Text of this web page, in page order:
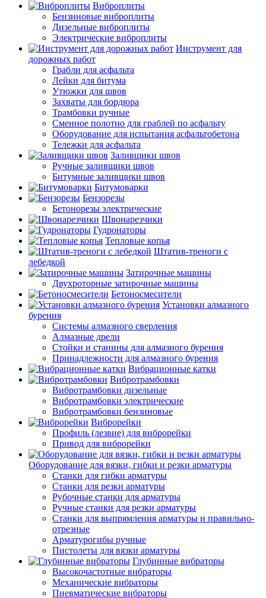
Виброплиты
Бензиновые виброплиты
Дизельные виброплиты
Электрические виброплиты
Инструмент для
дорожных работ
Грабли для асфальта
Лейки для битума
Утюжки для швов
Захваты для бордюра
Трамбовки ручные
Сменное полотно для граблей по асфальту
Оборудование для испытания асфальтобетона
Тележки для асфальта
Заливщики швов
Ручные заливщики швов
Битумные заливщики швов
Битумоварки
Бензорезы
Бетонорезы электрические
Швонарезчики
Гудронаторы
Тепловые копья
Штатив-треноги с
лебедкой
Затирочные машины
Двухроторные затирочные машины
Бетоносмесители
Установки алмазного
бурения
Системы алмазного сверления
Алмазные дрели
Стойки и станины для алмазного бурения
Принадлежности для алмазного бурения
Вибрационные катки
Вибротрамбовки
Вибротрамбовки дизельные
Вибротрамбовки электрические
Вибротрамбовки бензиновые
Виброрейки
Профиль (лезвие) для виброрейки
Привод для виброрейки
Оборудование для вязки, гибки и резки арматуры
Станки для гибки арматуры
Станки для резки арматуры
Рубочные станки для арматуры
Ручные станки для резки арматуры
Станки для выпрямления арматуры и правильно-
отрезные
Арматурогибы ручные
Пистолеты для вязки арматуры
Глубинные вибраторы
Высокочастотные вибраторы
Механические вибраторы
Пневматические вибраторы